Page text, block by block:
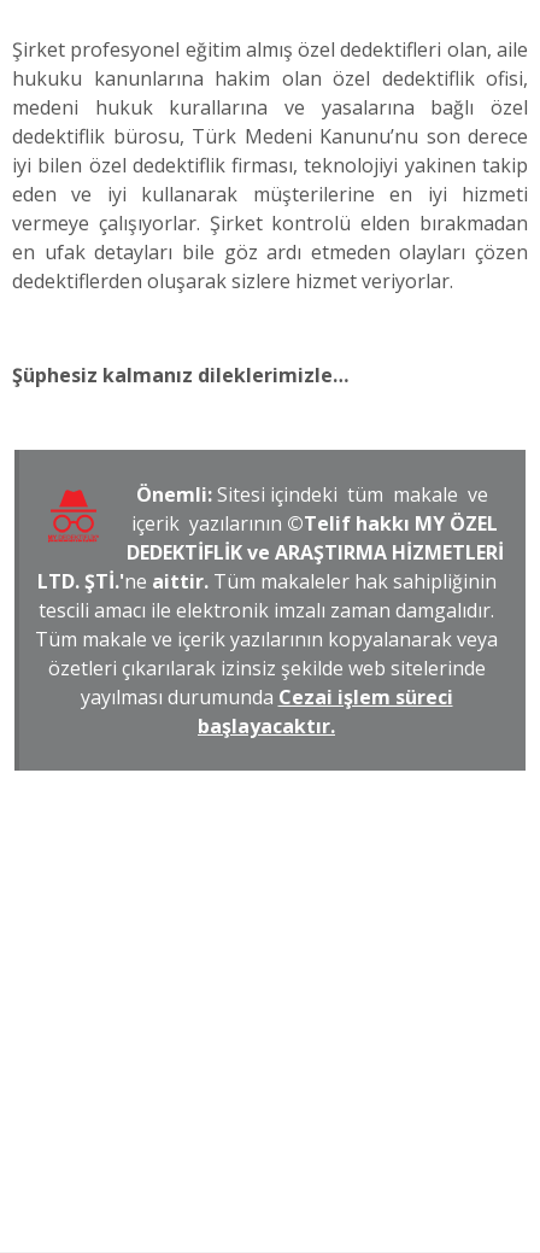
Şirket profesyonel eğitim almış özel dedektifleri olan, aile
hukuku kanunlarına hakim olan özel dedektiflik ofisi,
medeni hukuk kurallarına ve yasalarına bağlı özel
dedektiflik bürosu, Türk Medeni Kanunu’nu son derece
iyi bilen özel dedektiflik firması, teknolojiyi yakinen takip
eden ve iyi kullanarak müşterilerine en iyi hizmeti
vermeye çalışıyorlar. Şirket kontrolü elden bırakmadan
en ufak detayları bile göz ardı etmeden olayları çözen
dedektiflerden oluşarak sizlere hizmet veriyorlar.
Şüphesiz kalmanız dileklerimizle…
Önemli:Sitesi içindeki tüm makale ve
içerik yazılarının ©Telif hakkı MY ÖZEL
DEDEKTİFLİK ve ARAŞTIRMA HİZMETLERİ
LTD. ŞTİ.'ne aittir. Tüm makaleler hak sahipliğinin
tescili amacı ile elektronik imzalı zaman damgalıdır.
Tüm makale ve içerik yazılarının kopyalanarak veya
özetleri çıkarılarak izinsiz şekilde web sitelerinde
yayılması durumunda Cezai işlem süreci
başlayacaktır.